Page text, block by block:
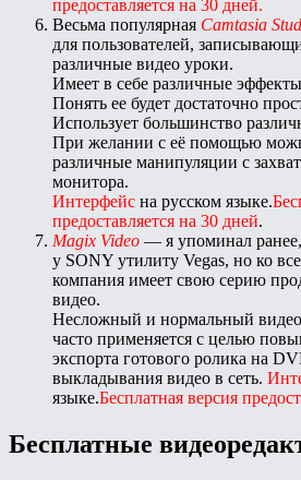
предоставляется на 30 дней.
Весьма популярная Camtasia
для пользователей,
различные видео уроки.
Имеет в себе различные
Понять ее будет достаточно
Использует большинство
При желании с её помощью
различные манипуляции с
монитора.
Интерфейс на русском языке.
предоставляется на 30 дней.
Magix Video — я упоминал
у SONY утилиту Vegas, но ко
компания имеет свою серию
видео.
Несложный и нормальный
часто применяется с целью
экспорта готового ролика на
выкладывания видео в сеть.
языке.Бесплатная версия
Бесплатные